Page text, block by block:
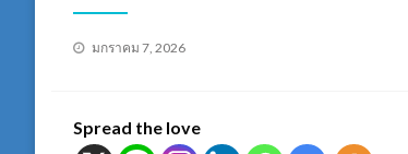
Posted
มกราคม 7, 2026
Spread the love